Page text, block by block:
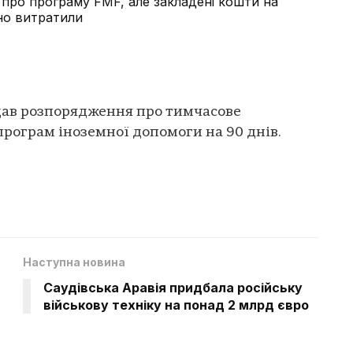
витратили
розпорядження про тимчасове
іноземної допомоги на 90 днів.
Наступна новина
Саудівська Аравія придбала російську
військову техніку на понад 2 млрд євро